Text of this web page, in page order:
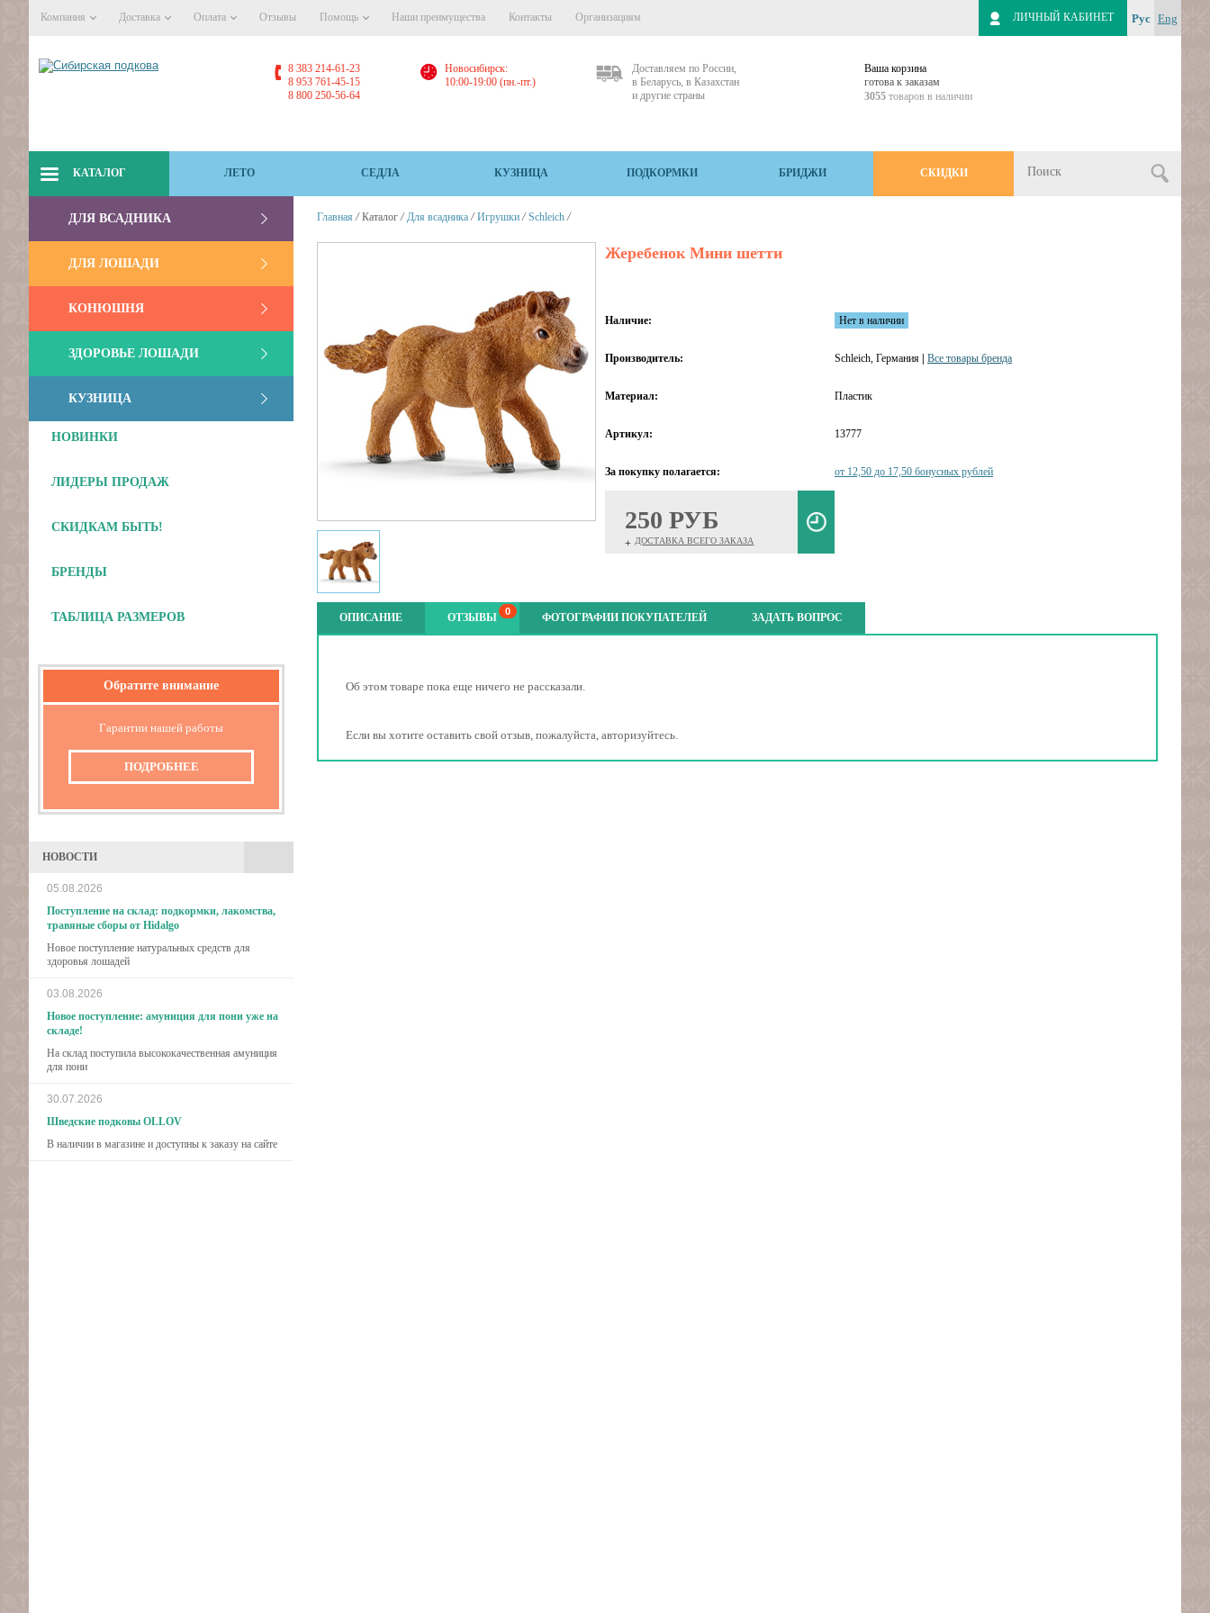
Компания Доставка Оплата Отзывы Помощь Наши преимущества Контакты Организациям Рус Eng
ЛИЧНЫЙ КАБИНЕТ
8 383 214-61-23
8 953 761-45-15
8 800 250-56-64
Новосибирск:
10:00-19:00 (пн.-пт.)
Доставляем по России,
в Беларусь, в Казахстан
и другие страны
Ваша корзина
готова к заказам
3055 товаров в наличии
КАТАЛОГ ЛЕТО СЕДЛА КУЗНИЦА ПОДКОРМКИ БРИДЖИ СКИДКИ
ДЛЯ ВСАДНИКА
ДЛЯ ЛОШАДИ
КОНЮШНЯ
ЗДОРОВЬЕ ЛОШАДИ
КУЗНИЦА
НОВИНКИ
ЛИДЕРЫ ПРОДАЖ
СКИДКАМ БЫТЬ!
БРЕНДЫ
ТАБЛИЦА РАЗМЕРОВ
Обратите внимание
Гарантии нашей работы
ПОДРОБНЕЕ
НОВОСТИ
05.08.2026
Поступление на склад: подкормки, лакомства,
травяные сборы от Hidalgo
Новое поступление натуральных средств для
здоровья лошадей
03.08.2026
Новое поступление: амуниция для пони уже на
складе!
На склад поступила высококачественная амуниция
для пони
30.07.2026
Шведские подковы OLLOV
В наличии в магазине и доступны к заказу на сайте
Главная / Каталог / Для всадника / Игрушки / Schleich /
Жеребенок Мини шетти
Наличие: Нет в наличии
Производитель: Schleich, Германия| Все товары бренда
Материал: Пластик
Артикул: 13777
За покупку полагается: от 12,50 до 17,50 бонусных рублей
250 РУБ
+ ДОСТАВКА ВСЕГО ЗАКАЗА
ОПИСАНИЕ ОТЗЫВЫ 0 ФОТОГРАФИИ ПОКУПАТЕЛЕЙ ЗАДАТЬ ВОПРОС
Об этом товаре пока еще ничего не рассказали.
Если вы хотите оставить свой отзыв, пожалуйста, авторизуйтесь.